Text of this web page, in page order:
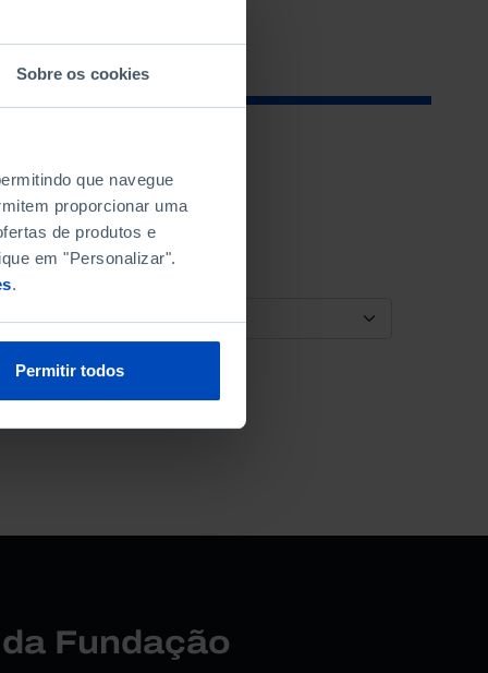
Sobre os cookies
que navegue
proporcionar uma
de produtos e
em "Personalizar".
.
Permitir todos
ORDENAR POR
Fundação